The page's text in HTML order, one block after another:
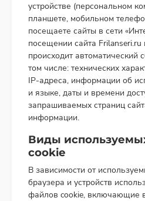
устройстве (персональном
планшете, мобильном
посещаете сайты в сети
посещении сайта Frilanseri.ru
происходит автоматический
том числе: технических
IP-адреса, информации об
и языке, даты и времени
запрашиваемых страниц
информации.
Виды
cookie
В зависимости от
браузера и устройств
файлов cookie, включающие